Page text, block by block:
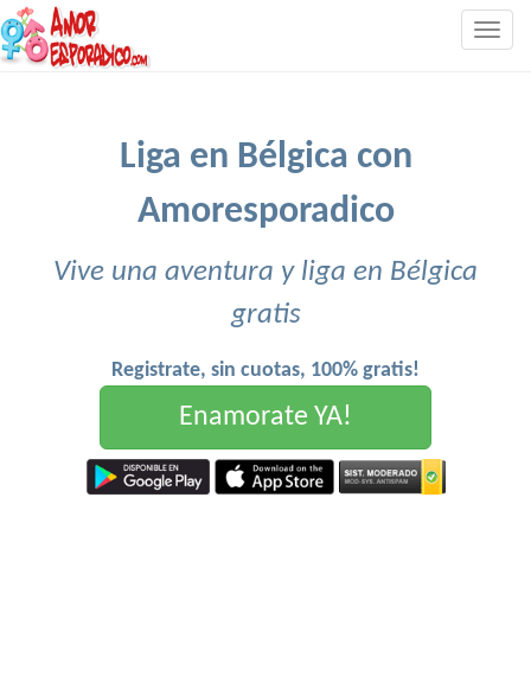
Liga en Bélgica con
Amoresporadico
Vive una aventura y liga en Bélgica
gratis
Registrate, sin cuotas, 100% gratis!
Enamorate YA!